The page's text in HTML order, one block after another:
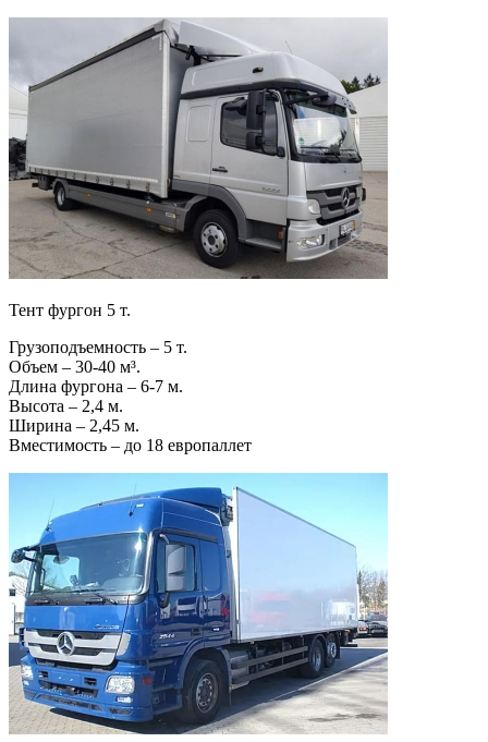
Тент фургон 5 т.
Грузоподъемность – 5 т.
Объем – 30-40 м³.
Длина фургона – 6-7 м.
Высота – 2,4 м.
Ширина – 2,45 м.
Вместимость – до 18 европаллет